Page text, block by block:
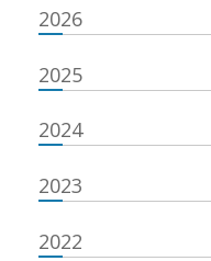
2026
2025
2024
2023
2022